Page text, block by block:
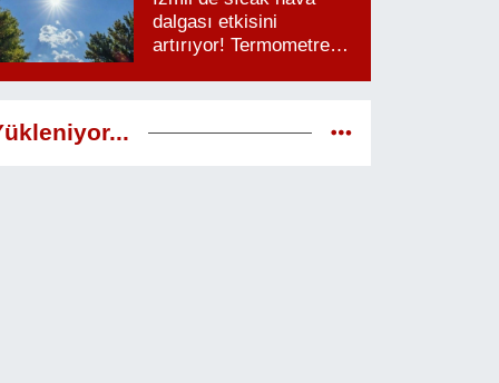
dalgası etkisini
artırıyor! Termometreler